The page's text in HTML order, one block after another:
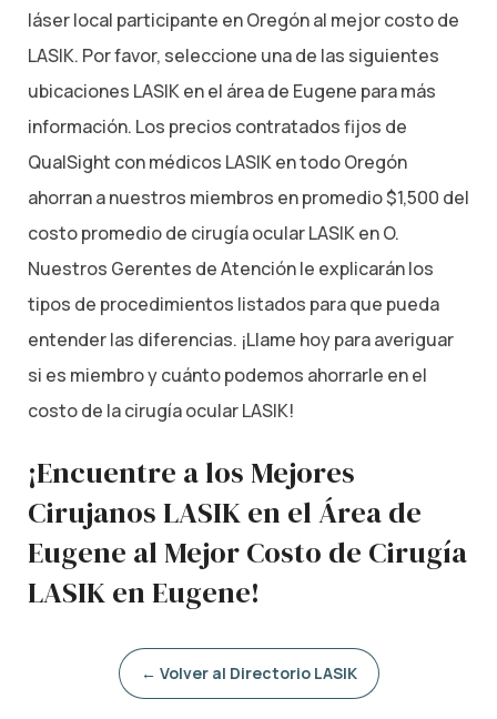
láser local participante en Oregón al mejor costo de
LASIK. Por favor, seleccione una de las siguientes
ubicaciones LASIK en el área de Eugene para más
información. Los precios contratados fijos de
QualSight con médicos LASIK en todo Oregón
ahorran a nuestros miembros en promedio $1,500 del
costo promedio de cirugía ocular LASIK en O.
Nuestros Gerentes de Atención le explicarán los
tipos de procedimientos listados para que pueda
entender las diferencias. ¡Llame hoy para averiguar
si es miembro y cuánto podemos ahorrarle en el
costo de la cirugía ocular LASIK!
¡Encuentre a los Mejores
Cirujanos LASIK en el Área de
Eugene al Mejor Costo de Cirugía
LASIK en Eugene!
← Volver al Directorio LASIK